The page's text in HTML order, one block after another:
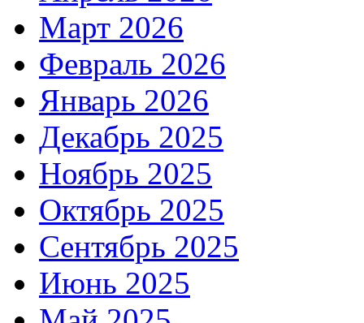
Март 2026
Февраль 2026
Январь 2026
Декабрь 2025
Ноябрь 2025
Октябрь 2025
Сентябрь 2025
Июнь 2025